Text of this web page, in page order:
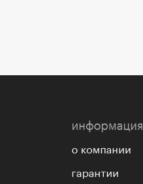
информация
о компании
гарантии